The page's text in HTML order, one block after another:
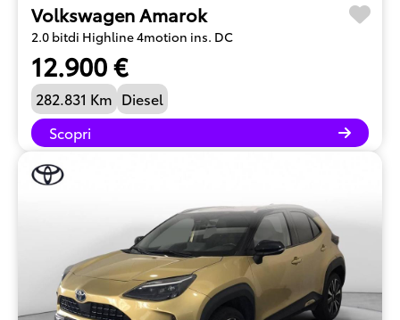
Volkswagen Amarok
2.0 bitdi Highline 4motion ins. DC
12.900 €
282.831 Km Diesel
Scopri